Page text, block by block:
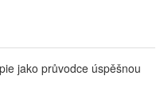
jako průvodce úspěšnou